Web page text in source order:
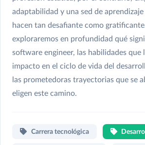
adaptabilidad y una sed de
hacen tan desafiante como
exploraremos en profundidad qué
software engineer, las habilidades que
impacto en el ciclo de vida del
las prometedoras trayectorias que se
eligen este camino.
Carrera tecnológica